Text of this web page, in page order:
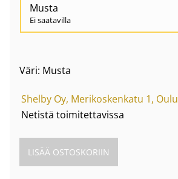
Musta
Ei saatavilla
Väri: Musta
Shelby Oy, Merikoskenkatu 1, Oulu
Netistä toimitettavissa